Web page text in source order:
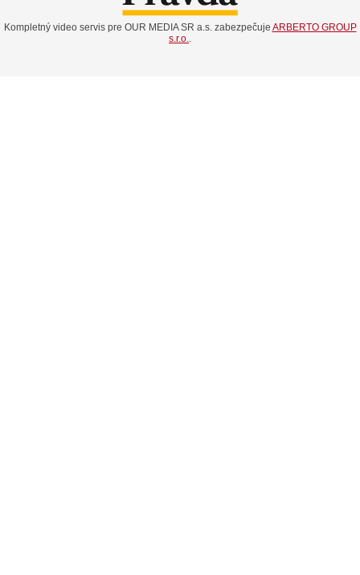
Kompletný video servis pre OUR MEDIA SR a.s. zabezpečuje ARBERTO GROUP
s.r.o..